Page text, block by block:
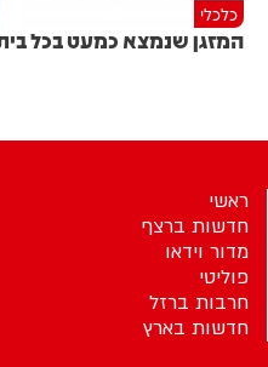
כלכלי
המזגן שנמצא כמעט בכל
ראשי
חדשות ברצף
מדור וידאו
פוליטי
חרבות ברזל
חדשות בארץ